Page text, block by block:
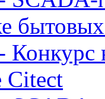
Citect